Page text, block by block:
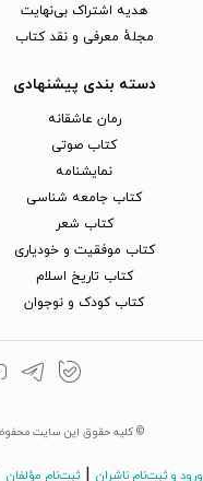
هدیه اشتراک بی‌نهایت
مجلهٔ معرفی و نقد کتاب
دسته بندی پیشنهادی
رمان عاشقانه
کتاب‌ صوتی
نمایشنامه
کتاب جامعه شناسی
کتاب شعر
کتاب موفقیت و خودیاری
کتاب تاریخ اسلام
کتاب کودک و نوجوان
© کلیه حقوق این سایت محفوظ
ورود و ثبت‌نام ناشران ثبت‌نام مؤلفان